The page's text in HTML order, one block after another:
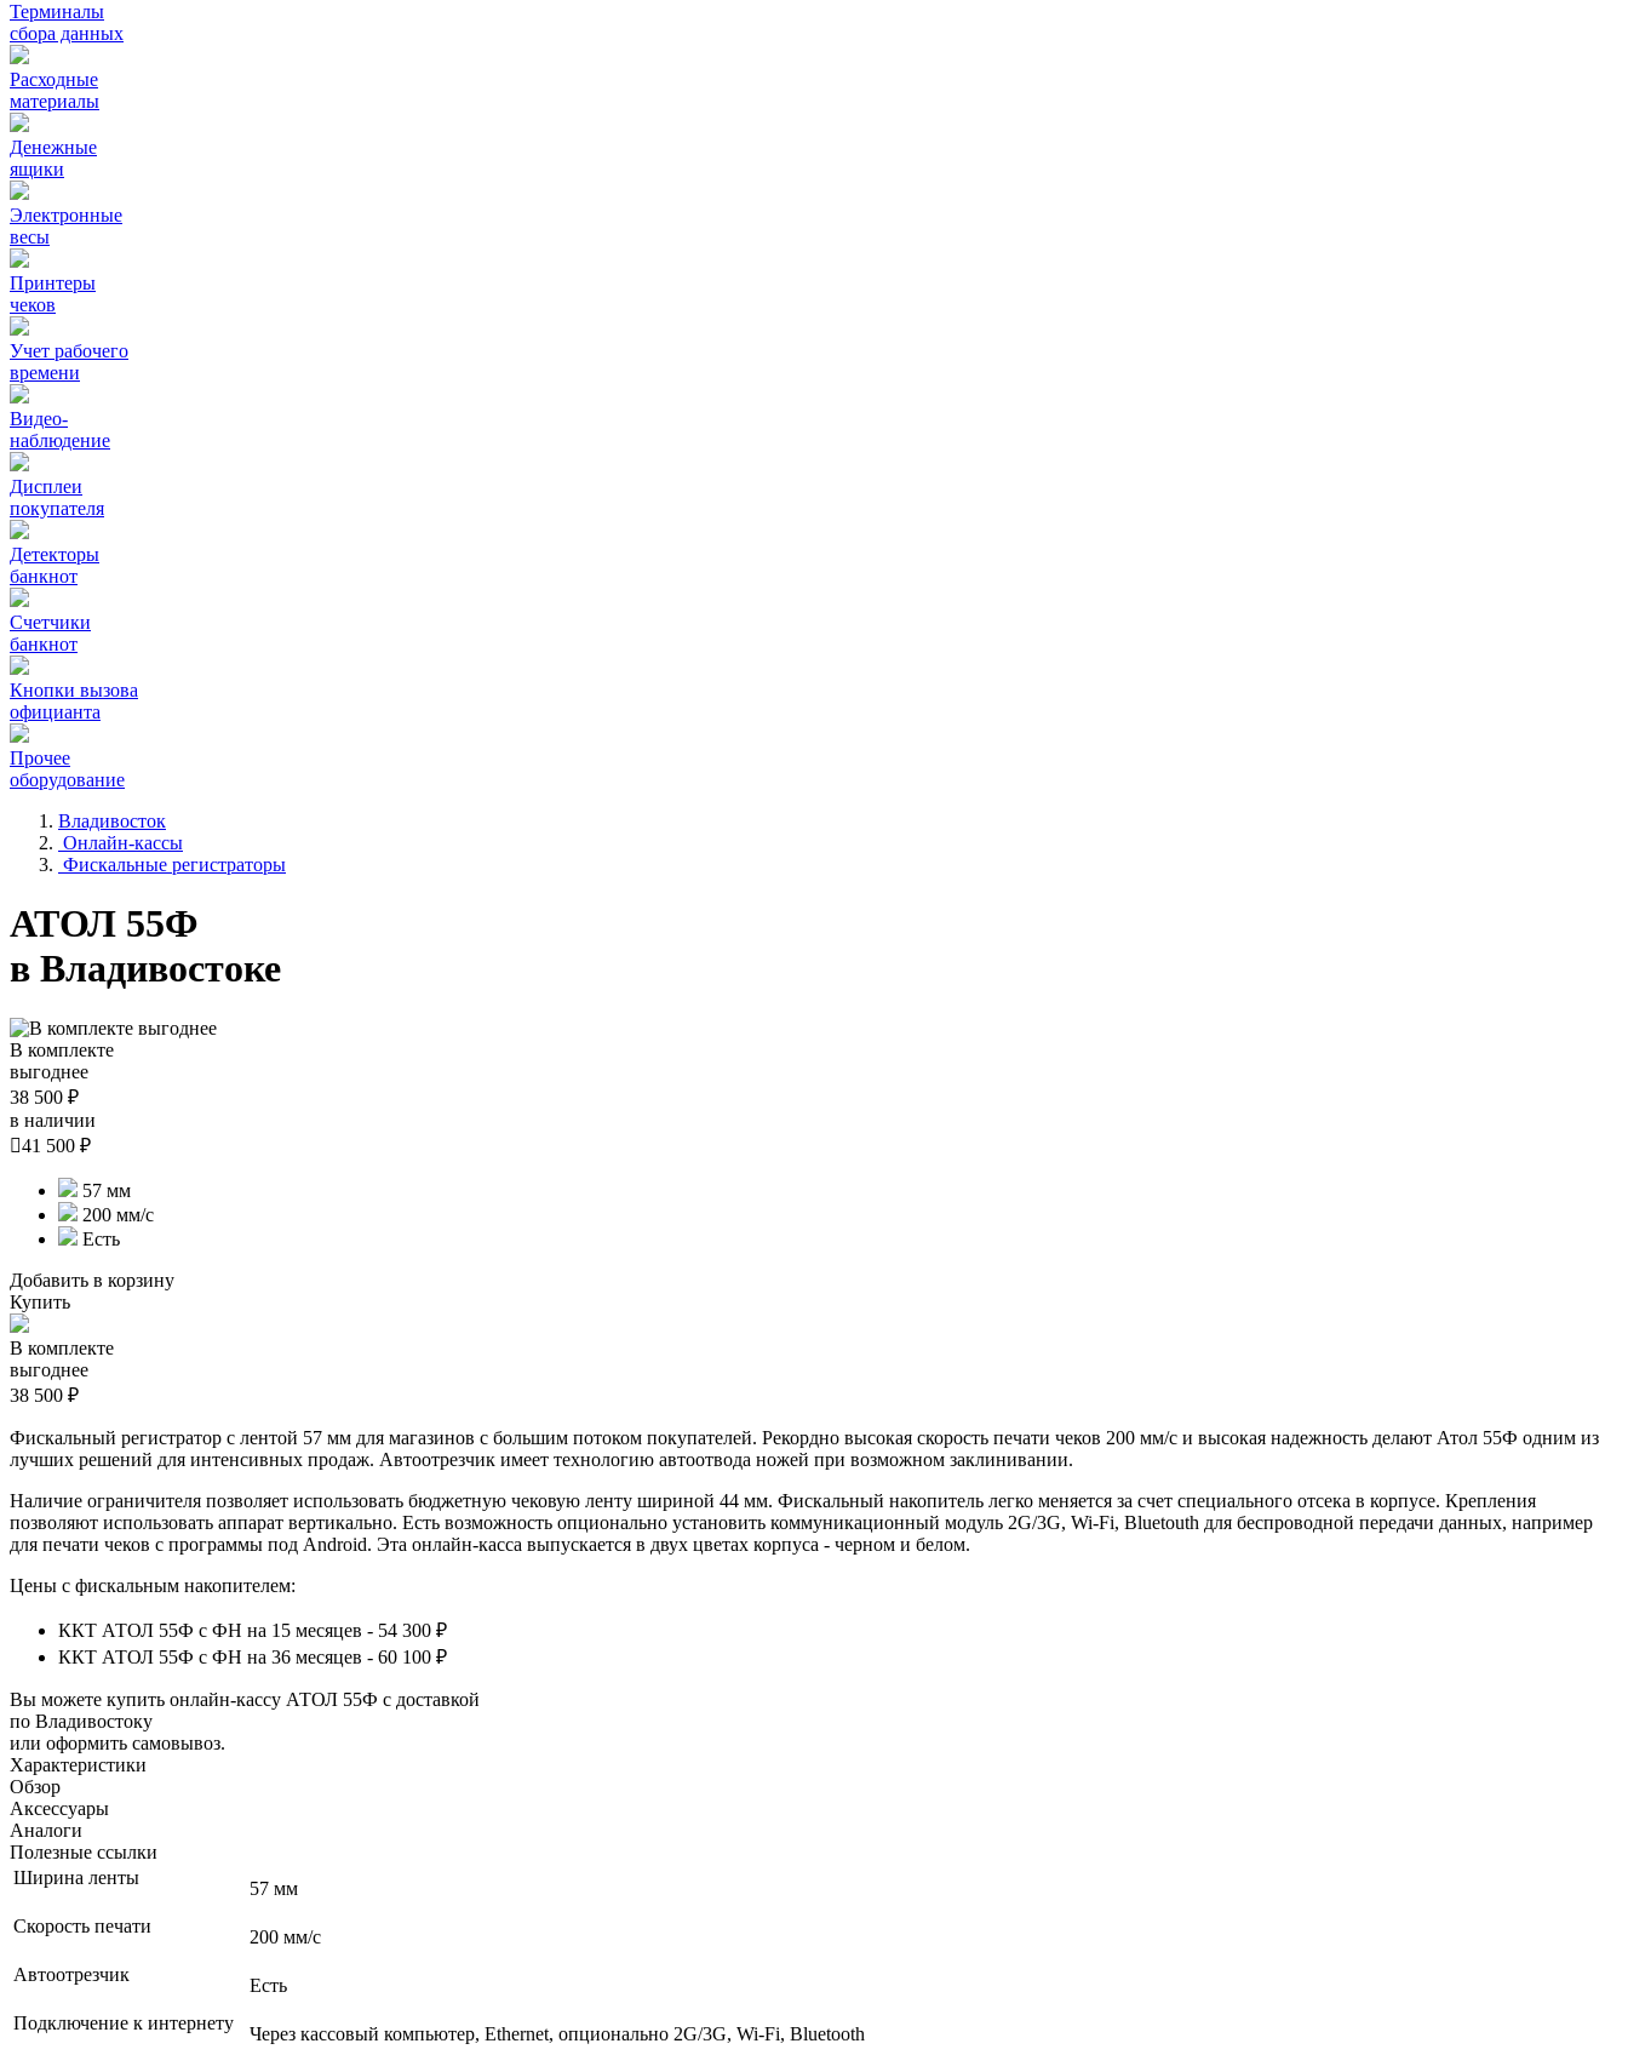
Терминалы
сбора данных
Расходные
материалы
Денежные
ящики
Электронные
весы
Принтеры
чеков
Учет рабочего
времени
Видео‑
наблюдение
Дисплеи
покупателя
Детекторы
банкнот
Счетчики
банкнот
Кнопки вызова
официанта
Прочее
оборудование
Владивосток
Онлайн-кассы
Фискальные регистраторы
АТОЛ 55Ф
в Владивостоке
В комплекте
выгоднее
38 500 ₽
в наличии
41 500 ₽
57 мм
200 мм/с
Есть
Добавить в корзину
Купить
В комплекте
выгоднее
38 500 ₽
Фискальный регистратор с лентой 57 мм для магазинов с большим потоком покупателей. Рекордно высокая скорость печати чеков 200 мм/с и высокая надежность делают Атол 55Ф одним из
лучших решений для интенсивных продаж. Автоотрезчик имеет технологию автоотвода ножей при возможном заклинивании.
Наличие ограничителя позволяет использовать бюджетную чековую ленту шириной 44 мм. Фискальный накопитель легко меняется за счет специального отсека в корпусе. Крепления
позволяют использовать аппарат вертикально. Есть возможность опционально установить коммуникационный модуль 2G/3G, Wi-Fi, Bluetouth для беспроводной передачи данных, например
для печати чеков с программы под Android. Эта онлайн-касса выпускается в двух цветах корпуса - черном и белом.
Цены с фискальным накопителем:
ККТ АТОЛ 55Ф с ФН на 15 месяцев - 54 300 ₽
ККТ АТОЛ 55Ф с ФН на 36 месяцев - 60 100 ₽
Вы можете купить онлайн‑кассу АТОЛ 55Ф с доставкой
по Владивостоку
или оформить самовывоз.
Характеристики
Обзор
Аксессуары
Аналоги
Полезные ссылки
Ширина ленты
57 мм
Скорость печати
200 мм/с
Автоотрезчик
Есть
Подключение к интернету
Через кассовый компьютер, Ethernet, опционально 2G/3G, Wi-Fi, Bluetooth